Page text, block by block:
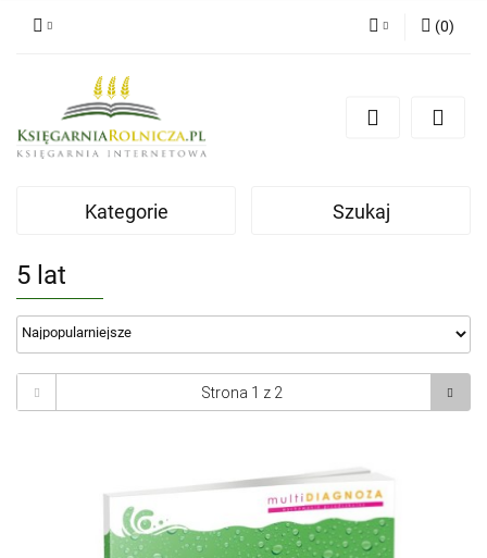
Zarejestruj się
(0)
Kategorie Szukaj
5 lat